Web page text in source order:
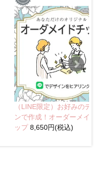
（LINE限定）お好みのデ
ンで作成！オーダーメイ
ップ8,650円(税込)